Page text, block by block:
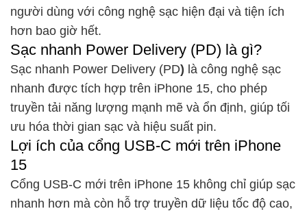
người dùng với công nghệ sạc hiện đại và tiện ích
hơn bao giờ hết.
Sạc nhanh Power Delivery (PD) là gì?
Sạc nhanh Power Delivery (PD) là công nghệ sạc
nhanh được tích hợp trên iPhone 15, cho phép
truyền tải năng lượng mạnh mẽ và ổn định, giúp tối
ưu hóa thời gian sạc và hiệu suất pin.
Lợi ích của cổng USB-C mới trên iPhone
15
Cổng USB-C mới trên iPhone 15 không chỉ giúp sạc
nhanh hơn mà còn hỗ trợ truyền dữ liệu tốc độ cao,